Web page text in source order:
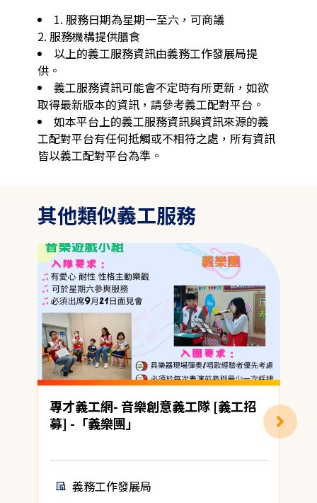
1. 服務日期為星期一至六，可商議
2. 服務機構提供膳食
以上的義工服務資訊由義務工作發展局提
供。
義工服務資訊可能會不定時有所更新，如欲
取得最新版本的資訊，請參考義工配對平台。
如本平台上的義工服務資訊與資訊來源的義
工配對平台有任何抵觸或不相符之處，所有資訊
皆以義工配對平台為準。
其他類似義工服務
專才義工網- 音樂創意義工隊 [義工招
募] -「義樂團」
義務工作發展局